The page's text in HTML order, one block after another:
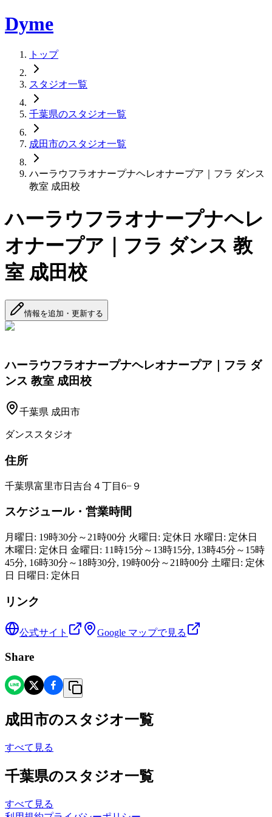
Dyme
トップ
スタジオ一覧
千葉県のスタジオ一覧
成田市のスタジオ一覧
ハーラウフラオナープナヘレオナープア｜フラ ダンス
教室 成田校
ハーラウフラオナープナヘレ
オナープア｜フラ ダンス 教
室 成田校
情報を追加・更新する
ハーラウフラオナープナヘレオナープア｜フラ ダ
ンス 教室 成田校
千葉県 成田市
ダンススタジオ
住所
千葉県富里市日吉台４丁目6−９
スケジュール・営業時間
月曜日: 19時30分～21時00分 火曜日: 定休日 水曜日: 定休日
木曜日: 定休日 金曜日: 11時15分～13時15分, 13時45分～15時
45分, 16時30分～18時30分, 19時00分～21時00分 土曜日: 定休
日 日曜日: 定休日
リンク
公式サイト Google マップで見る
Share
成田市のスタジオ一覧
すべて見る
千葉県のスタジオ一覧
すべて見る